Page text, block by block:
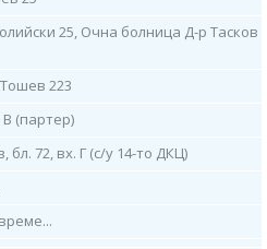
петък/
Васкидович" 40
понеделник до петък/
Гагарин" 8
петък/
25, Очна болница Д-р Тасков
223
В (партер)
72, вх. Г (с/у 14-то ДКЦ)